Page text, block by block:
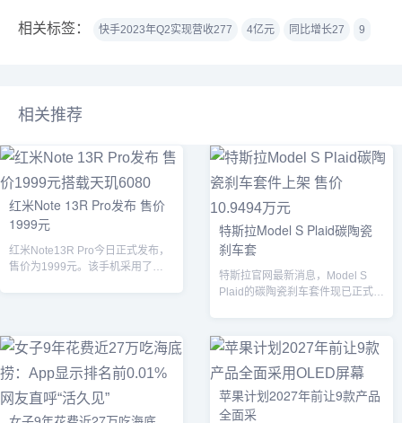
相关标签： 快手2023年Q2实现营收277 4亿元 同比增长27 9
相关推荐
红米Note 13R Pro发布 售价
1999元
红米Note13R Pro今日正式发布，
售价为1999元。该手机采用了
特斯拉Model S Plaid碳陶瓷
刹车套
特斯拉官网最新消息，Model S
Plaid的碳陶瓷刹车套件现已正式上
苹果计划2027年前让9款产品
全面采